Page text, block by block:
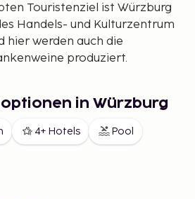
Touristenziel ist Würzburg
Handels- und Kulturzentrum
hier werden auch die
produziert.
in Würzburg
4+ Hotels Pool